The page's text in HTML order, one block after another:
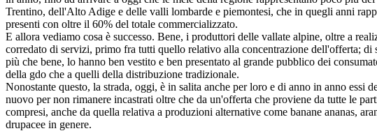
Trentino, dell'Alto Adige e delle valli lombarde e piemontesi, che in quegli anni
presenti con oltre il 60% del totale commercializzato.
E allora vediamo cosa è successo. Bene, i produttori delle vallate alpine, oltre a
corredato di servizi, primo fra tutti quello relativo alla concentrazione dell'offerta; di
più che bene, lo hanno ben vestito e ben presentato al grande pubblico dei
della gdo che a quelli della distribuzione tradizionale.
Nonostante questo, la strada, oggi, è in salita anche per loro e di anno in anno essi
nuovo per non rimanere incastrati oltre che da un'offerta che proviene da tutte le
compresi, anche da quella relativa a produzioni alternative come banane ananas,
drupacee in genere.